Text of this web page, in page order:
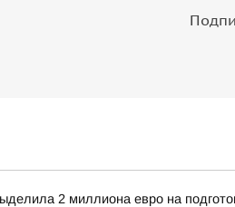
2 миллиона евро на